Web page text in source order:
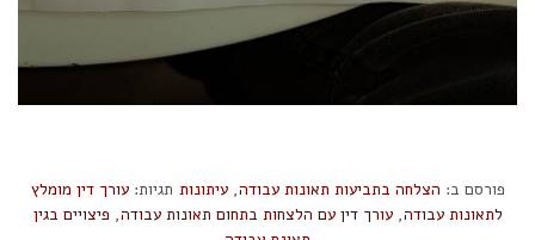
פורסם ב: הצלחה בתביעות תאונות עבודה,עיתונות תגיות:עורך דין מומלץ
לתאונות עבודה,עורך דין עם הלצחות בתחום תאונות עבודה, פיצויים בגין